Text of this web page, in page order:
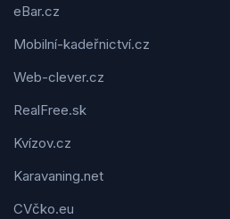
eBar.cz
Mobilní-kadeřnictví.cz
Web-clever.cz
RealFree.sk
Kvízov.cz
Karavaning.net
CVčko.eu